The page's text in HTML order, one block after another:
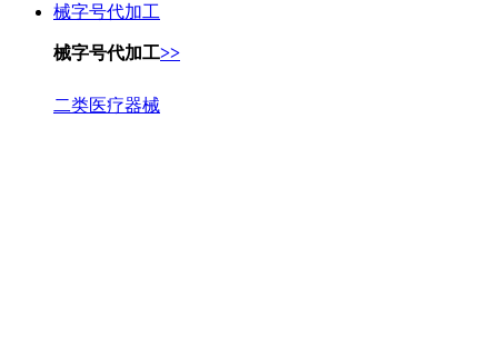
械字号代加工
械字号代加工>>
二类医疗器械